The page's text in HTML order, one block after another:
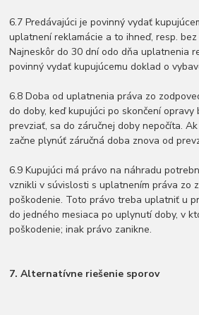
6.7 Predávajúci je povinný vydať
uplatnení reklamácie a to ihneď, resp.
Najneskôr do 30 dní odo dňa uplatnenia
povinný vydať kupujúcemu doklad o
6.8 Doba od uplatnenia práva zo
do doby, keď kupujúci po skončení opravy
prevziať, sa do záručnej doby nepočíta.
začne plynúť záručná doba znova od
6.9 Kupujúci má právo na náhradu
vznikli v súvislosti s uplatnením práva zo
poškodenie. Toto právo treba uplatniť u
do jedného mesiaca po uplynutí doby, v
poškodenie; inak právo zanikne.
7. Alternatívne riešenie sporov